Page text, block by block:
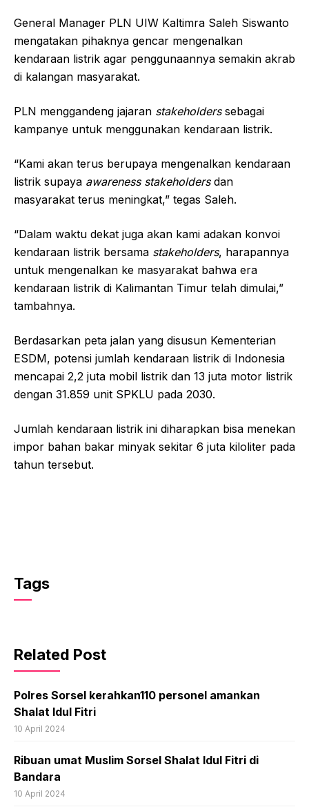
General Manager PLN UIW Kaltimra Saleh Siswanto
mengatakan pihaknya gencar mengenalkan
kendaraan listrik agar penggunaannya semakin akrab
di kalangan masyarakat.
PLN menggandeng jajaran stakeholders sebagai
kampanye untuk menggunakan kendaraan listrik.
“Kami akan terus berupaya mengenalkan kendaraan
listrik supaya awareness stakeholdersdan
masyarakat terus meningkat,” tegas Saleh.
“Dalam waktu dekat juga akan kami adakan konvoi
kendaraan listrik bersama stakeholders, harapannya
untuk mengenalkan ke masyarakat bahwa era
kendaraan listrik di Kalimantan Timur telah dimulai,”
tambahnya.
Berdasarkan peta jalan yang disusun Kementerian
ESDM, potensi jumlah kendaraan listrik di Indonesia
mencapai 2,2 juta mobil listrik dan 13 juta motor listrik
dengan 31.859 unit SPKLU pada 2030.
Jumlah kendaraan listrik ini diharapkan bisa menekan
impor bahan bakar minyak sekitar 6 juta kiloliter pada
tahun tersebut.
Tags
Related Post
Polres Sorsel kerahkan110 personel amankan
Shalat Idul Fitri
10 April 2024
Ribuan umat Muslim Sorsel Shalat Idul Fitri di
Bandara
10 April 2024